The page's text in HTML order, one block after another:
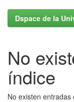
Dspace de la
No
índice
No existen